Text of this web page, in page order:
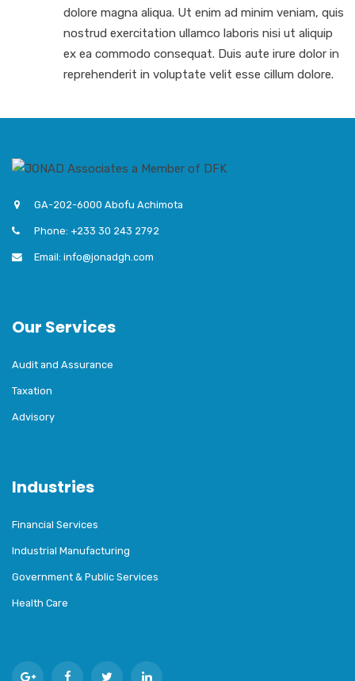
dolore magna aliqua. Ut enim ad minim veniam, quis
nostrud exercitation ullamco laboris nisi ut aliquip
ex ea commodo consequat. Duis aute irure dolor in
reprehenderit in voluptate velit esse cillum dolore.
GA-202-6000 Abofu Achimota
Phone: +233 30 243 2792
Email: info@jonadgh.com
Our Services
Audit and Assurance
Taxation
Advisory
Industries
Financial Services
Industrial Manufacturing
Government & Public Services
Health Care